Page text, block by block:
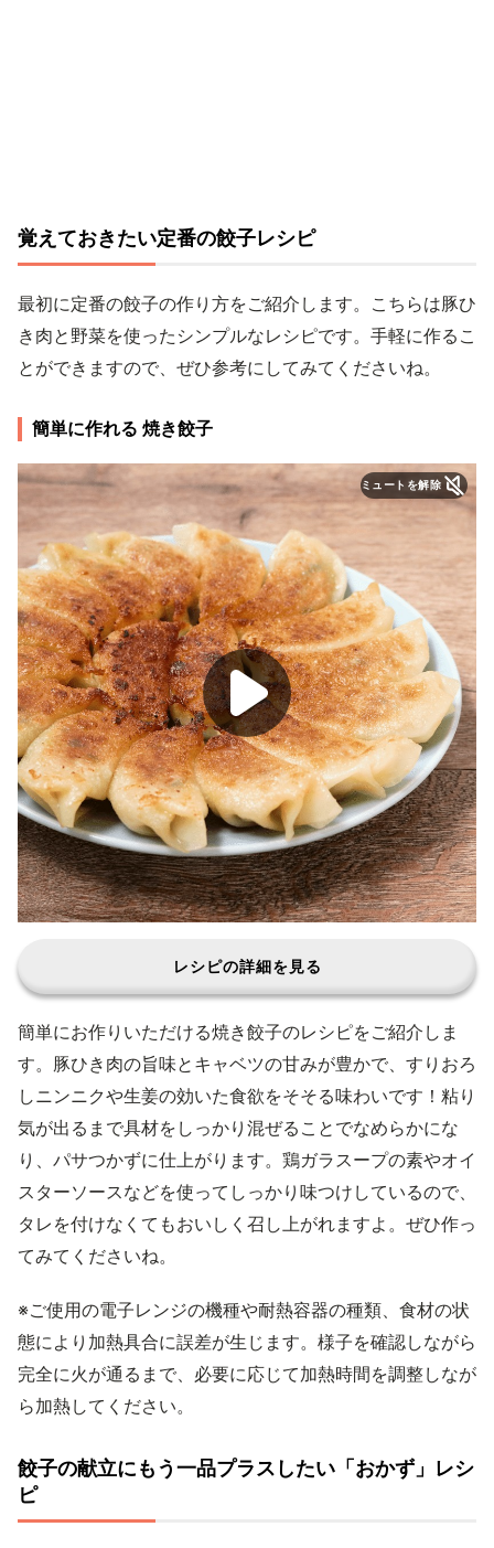
覚えておきたい定番の餃子レシピ
最初に定番の餃子の作り方をご紹介します。こちらは豚ひ
き肉と野菜を使ったシンプルなレシピです。手軽に作るこ
とができますので、ぜひ参考にしてみてくださいね。
簡単に作れる 焼き餃子
ミュートを解除
レシピの詳細を見る
簡単にお作りいただける焼き餃子のレシピをご紹介しま
す。豚ひき肉の旨味とキャベツの甘みが豊かで、すりおろ
しニンニクや生姜の効いた食欲をそそる味わいです！粘り
気が出るまで具材をしっかり混ぜることでなめらかにな
り、パサつかずに仕上がります。鶏ガラスープの素やオイ
スターソースなどを使ってしっかり味つけしているので、
タレを付けなくてもおいしく召し上がれますよ。ぜひ作っ
てみてくださいね。
※ご使用の電子レンジの機種や耐熱容器の種類、食材の状
態により加熱具合に誤差が生じます。様子を確認しながら
完全に火が通るまで、必要に応じて加熱時間を調整しなが
ら加熱してください。
餃子の献立にもう一品プラスしたい「おかず」レシ
ピ